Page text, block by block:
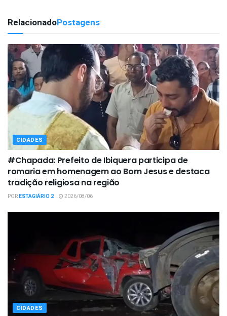
RelacionadoPostagens
CIDADES
#Chapada: Prefeito de Ibiquera participa de
romaria em homenagem ao Bom Jesus e destaca
tradição religiosa na região
PORESTAGIÁRIO 2 2026/08/06
CIDADES